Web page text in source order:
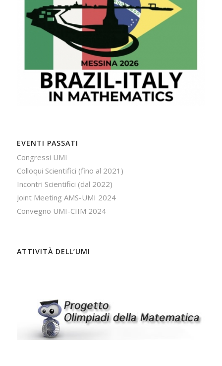
EVENTI PASSATI
Congressi UMI
Colloqui Scientifici (fino al 2021)
Incontri Scientifici (dal 2022)
Joint Meeting AMS-UMI 2024
Convegno UMI-CIIM 2024
ATTIVITÀ DELL’UMI